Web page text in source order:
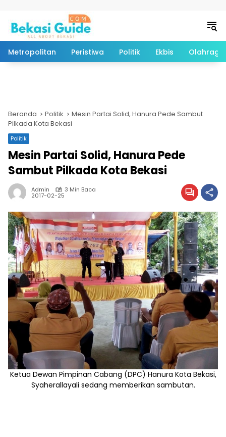
Metropolitan Peristiwa Politik Ekbis Olahraga
Beranda Politik
Mesin Partai Solid, Hanura Pede Sambut
Pilkada Kota Bekasi
Politik
Mesin Partai Solid, Hanura Pede
Sambut Pilkada Kota Bekasi
Admin 3 Min Baca
2017-02-25
Ketua Dewan Pimpinan Cabang (DPC) Hanura Kota Bekasi,
Syaherallayali sedang memberikan sambutan.